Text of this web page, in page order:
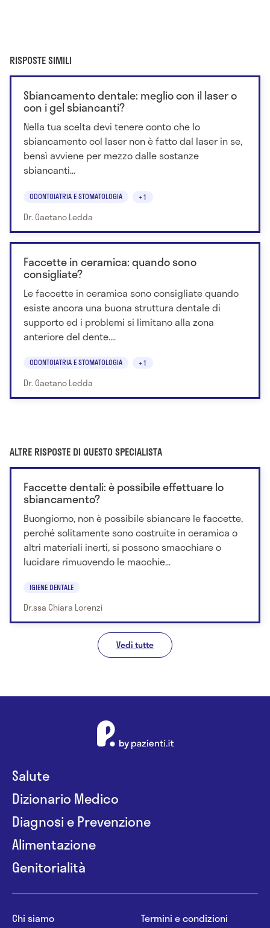
RISPOSTE SIMILI
Sbiancamento dentale: meglio con il laser o
con i gel sbiancanti?
Nella tua scelta devi tenere conto che lo
sbiancamento col laser non è fatto dal laser in se,
bensì avviene per mezzo dalle sostanze
sbiancanti...
ODONTOIATRIA E STOMATOLOGIA +1
Dr. Gaetano Ledda
Faccette in ceramica: quando sono
consigliate?
Le faccette in ceramica sono consigliate quando
esiste ancora una buona struttura dentale di
supporto ed i problemi si limitano alla zona
anteriore del dente....
ODONTOIATRIA E STOMATOLOGIA +1
Dr. Gaetano Ledda
ALTRE RISPOSTE DI QUESTO SPECIALISTA
Faccette dentali: è possibile effettuare lo
sbiancamento?
Buongiorno, non è possibile sbiancare le faccette,
perché solitamente sono costruite in ceramica o
altri materiali inerti, si possono smacchiare o
lucidare rimuovendo le macchie...
IGIENE DENTALE
Dr.ssa Chiara Lorenzi
Vedi tutte
Salute
Dizionario Medico
Diagnosi e Prevenzione
Alimentazione
Genitorialità
Chi siamo
Termini e condizioni